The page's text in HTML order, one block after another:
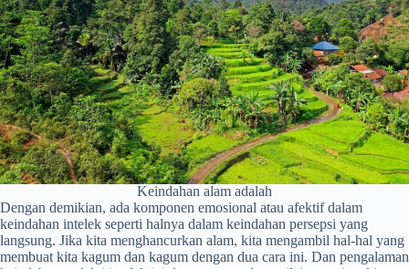
Keindahan alam adalah
Dengan demikian, ada komponen emosional atau afektif dalam
keindahan intelek seperti halnya dalam keindahan persepsi yang
langsung. Jika kita menghancurkan alam, kita mengambil hal-hal yang
membuat kita kagum dan kagum dengan dua cara ini. Dan pengalaman